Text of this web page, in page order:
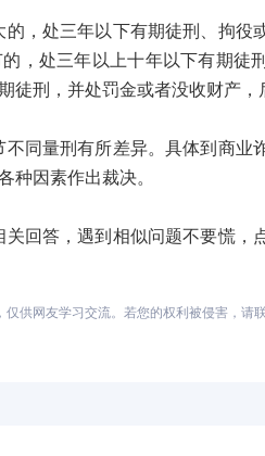
处三年以下有期徒刑、拘役
，处三年以上十年以下有期徒
徒刑，并处罚金或者没收财产，
量刑有所差异。具体到商业
种因素作出裁决。
答，遇到相似问题不要慌，
仅供网友学习交流。若您的权利被侵害，请